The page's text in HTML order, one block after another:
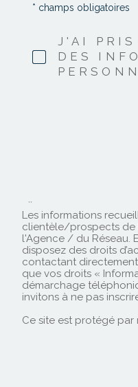
Ce
* champs obligatoires
J'AI PRIS
DES
**
Les informations
clientèle/prospects de
l'Agence / du Réseau.
disposez des droits
contactant directement
que vos droits «
démarchage
invitons à ne pas
Ce site est protégé par